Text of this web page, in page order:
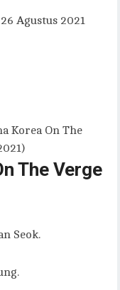
Agustus 2021
The Verge
Seok.